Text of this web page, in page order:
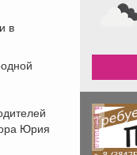
в
Юрия
реклама